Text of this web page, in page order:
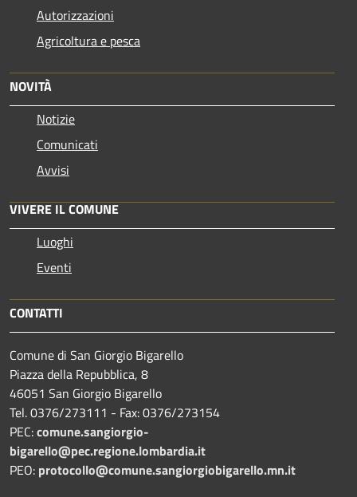
Autorizzazioni
Agricoltura e pesca
NOVITÀ
Notizie
Comunicati
Avvisi
VIVERE IL COMUNE
Luoghi
Eventi
CONTATTI
Comune di San Giorgio Bigarello
Piazza della Repubblica, 8
46051 San Giorgio Bigarello
Tel. 0376/273111 - Fax: 0376/273154
PEC:comune.sangiorgio-
bigarello@pec.regione.lombardia.it
PEO: protocollo@comune.sangiorgiobigarello.mn.it